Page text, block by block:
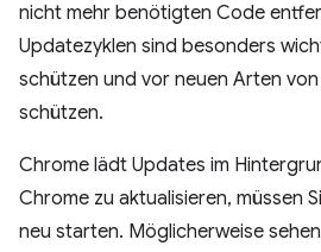
nicht mehr benötigten Code
Updatezyklen sind besonders
schützen und vor neuen Arten
schützen.
Chrome lädt Updates im
Chrome zu aktualisieren, müssen
neu starten. Möglicherweise